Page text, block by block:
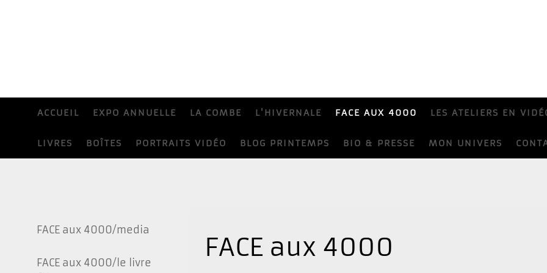
ACCUEIL EXPO ANNUELLE LA COMBE L'HIVERNALE FACE AUX 4000 LES ATELIERS EN
LIVRES BOÎTES PORTRAITS VIDÉO BLOG PRINTEMPS BIO & PRESSE MON UNIVERS
FACE aux 4000
FACE aux 4000/media
FACE aux 4000/le livre